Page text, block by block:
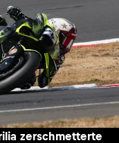
zerschmetterte